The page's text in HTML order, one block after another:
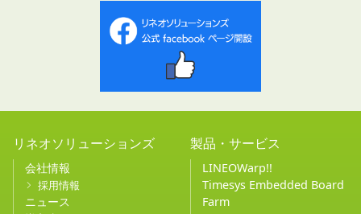
リネオソリューションズ
会社情報
採用情報
ニュース
製品・サービス
LINEOWarp!!
Timesys Embedded Board
Farm